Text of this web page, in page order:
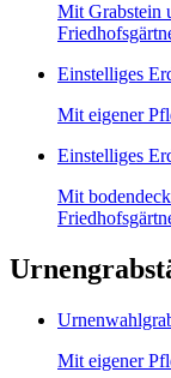
Mit Grabstein
Einstelliges
Mit eigener
Einstelliges
Mit
Mit eigener